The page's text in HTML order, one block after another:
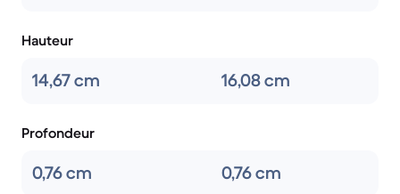
Hauteur
14,67 cm 16,08 cm
Profondeur
0,76 cm 0,76 cm